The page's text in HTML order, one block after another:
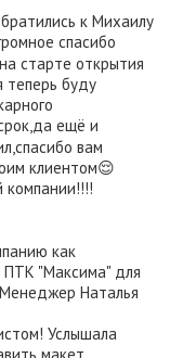
к Михаилу
спасибо
старте открытия
теперь буду
ещё и
вам
клиентом😌
компании!!!!
как
ПТК "Максима" для
Менеджер Наталья
Услышала